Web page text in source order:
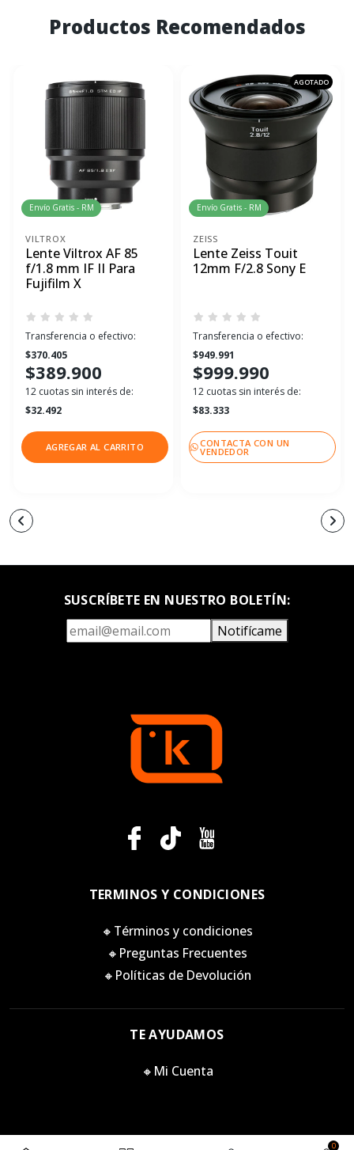
0
Productos Recomendados
Envío Gratis - RM
VILTROX
Lente Viltrox AF 85
f/1.8 mm IF II Para
Fujifilm X
Transferencia o efectivo:
$370.405
$389.900
12 cuotas sin interés de:
$32.492
AGREGAR AL CARRITO
AGOTADO
Envío Gratis - RM
ZEISS
Lente Zeiss Touit
12mm F/2.8 Sony E
Transferencia o efectivo:
$949.991
$999.990
12 cuotas sin interés de:
$83.333
CONTACTA CON UN
VENDEDOR
SUSCRÍBETE EN NUESTRO BOLETÍN:
Notifícame
TERMINOS Y CONDICIONES
🔸Términos y condiciones
🔸Preguntas Frecuentes
🔸Políticas de Devolución
TE AYUDAMOS
🔸Mi Cuenta